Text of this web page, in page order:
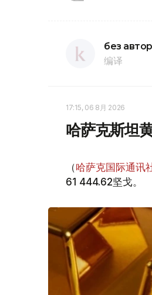
без
编译
17:15, 06 8月 2026
哈萨克斯坦
（哈萨克国际通讯
61 444.62坚戈。